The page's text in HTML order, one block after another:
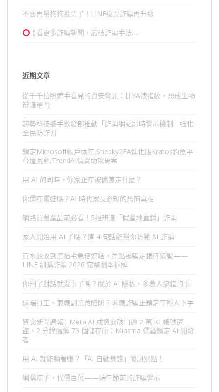
不要再幫狗狗投票了！LINE投票詐騙再升級
⟫看更多詐騙新聞，識破詐騙手法….
近期文章
從千千拍照遮手看見的資安警訊：比YA洩指紋，恐成生物
辨識罩門
趨勢科技攜手數發部推動「詐騙網站即時警示機制」強化
全民防詐力
鎖定Microsoft帳戶兩年,Sneaky2FA進化版Kratos釣魚平
台遭瓦解,TrendAI情資助攻破案
用 AI 的同時，你家正在被偷渡走什麼？
你還在曬娃嗎？AI 時代家長必知的恐怖真相
網路買農產品前必看！5招辨識「假產地直銷」詐騙
家人開始用 AI 了嗎？這 4 句話能幫你防範 AI 詐騙
買水餃收到黑貓宅急便連結，差點被騙走銀行帳號——
LINE 網購詐騙 2026 完整劇本拆解
你刪了對話就沒事了嗎？關於 AI 隱私，多數人搞錯的事
遠端打工、兼職副業藏陷阱？求職詐騙正鎖定年輕人下手
資安新聞週報| Meta AI 成資安破口逾 2 萬 IG 帳號遭
盜、2 分鐘癱瘓 73 個儲存庫：Miasma 蠕蟲鎖定 AI 開發
者
用 AI 就能躺著賺？「AI 自動賺錢」簡訊別點！
網購粽子，代價百萬——端午節前的詐騙警示